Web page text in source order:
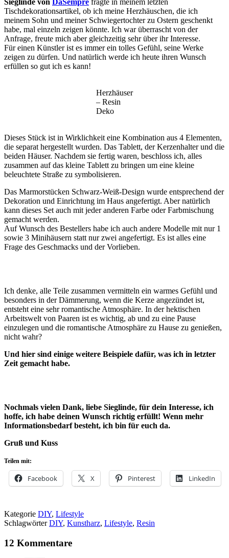
Tischdekorationsartikel, ob ich meine Herzhäuschen, die ich
meinem Sohn und meiner Schwiegertochter zu Ostern geschenkt
habe, mal einzeln zeigen könnte. Ich war überrascht von der
Anfrage, freute mich aber gleichzeitig sehr über ihr Interesse.
Für einen Künstler ist es immer ein tolles Gefühl, seine Werke
zeigen zu dürfen. Und natürlich werde ich heute ihren Wunsch
erfüllen so gut ich es kann!
Herzhäuser
– Resin
Deko
Dieses Stück ist in Wirklichkeit eine Kombination aus 4 Elementen,
die separat hergestellt wurden. Das Tablett, der Kerzenhalter und die
beiden Häuser. Nachdem sie fertig waren, beschloss ich, alles
zusammen auf das kleine Tablett zu bringen um eine kleine
beleuchtete Straße zu symbolisieren.
Das Marmorstücken Schwarz-Weiß-Design wurde entsprechend der
Dekoration und Einrichtung im Haus angefertigt. Aber natürlich
kann dieses Set auch mit jeder anderen Farbe oder Farbmischung
gemacht werden.
Auf Wunsch des Bestellers habe ich auch andere Modelle mit nur 1
sowie 3 Minihäusern statt nur zwei angefertigt. Es ist alles eine
Frage des Geschmacks und der Vorlieben.
Ich denke, alle Teile zusammen vermitteln ein warmes Gefühl und
besonders in der Dämmerung, wenn die Kerze angezündet ist,
entsteht eine sehr romantische Atmosphäre. In der hektischen
Arbeitswelt von Paaren ist es wichtig, ab und zu eine Pause
einzulegen und die romantische Atmosphäre zu Hause zu genießen,
nicht wahr?
Und hier sind einige weitere Beispiele dafür, was ich in letzter
Zeit gemacht habe.
Nochmals vielen Dank, liebe Sieglinde, für dein Interesse, ich
hoffe, ich habe deinen Wunsch richtig erfüllt! Wenn mehr
Informationsbedarf besteht, ich bin für euch da.
Gruß und Kuss
Teilen mit:
Facebook X Pinterest LinkedIn
Kategorie DIY, Lifestyle
SchlagwörterDIY, Kunstharz, Lifestyle, Resin
12 Kommentare